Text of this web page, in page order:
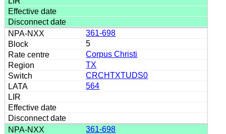
361-698
5
Corpus Christi
TX
CRCHTXTUDS0
564
361-698